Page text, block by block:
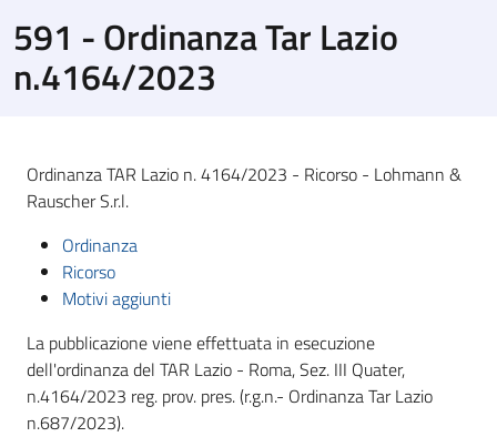
591 - Ordinanza Tar Lazio
n.4164/2023
Ordinanza TAR Lazio n. 4164/2023 - Ricorso - Lohmann &
Rauscher S.r.l.
Ordinanza
Ricorso
Motivi aggiunti
La pubblicazione viene effettuata in esecuzione
dell'ordinanza del TAR Lazio - Roma, Sez. III Quater,
n.4164/2023 reg. prov. pres. (r.g.n.- Ordinanza Tar Lazio
n.687/2023).